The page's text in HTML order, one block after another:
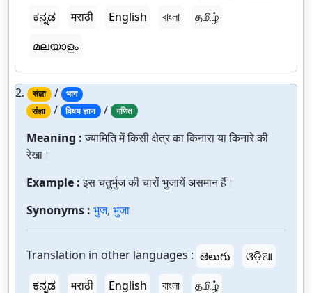
ಕನ್ನಡ
मराठी English বাংলা
தமிழ்
മലയാളം
2. संज्ञा /
भाग
संज्ञा / विषय ज्ञान / गणित
Meaning :ज्यामिति में किसी क्षेत्र का किनारा या किनारे की
रेखा।
Example :इस चतुर्भुज की चारों भुजायें असमान हैं।
Synonyms : भुज, भुजा
Translation in other languages : తెలుగు
ଓଡ଼ିଆ
ಕನ್ನಡ
मराठी English বাংলা
தமிழ்